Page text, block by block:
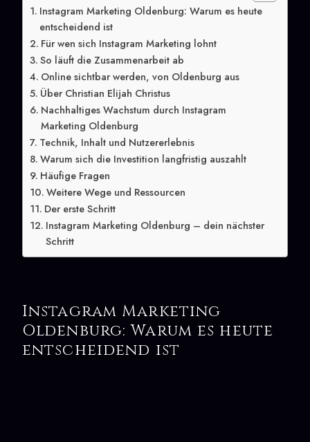
Instagram Marketing Oldenburg: Warum es heute
entscheidend ist
Für wen sich Instagram Marketing lohnt
So läuft die Zusammenarbeit ab
Online sichtbar werden, von Oldenburg aus
Über Christian Elijah Christus
Nachhaltiges Wachstum durch Instagram
Marketing Oldenburg
Technik, Inhalt und Nutzererlebnis
Warum sich die Investition langfristig auszahlt
Häufige Fragen
Weitere Wege und Ressourcen
Der erste Schritt
Instagram Marketing Oldenburg – dein nächster
Schritt
Instagram Marketing
Oldenburg: Warum es heute
entscheidend ist